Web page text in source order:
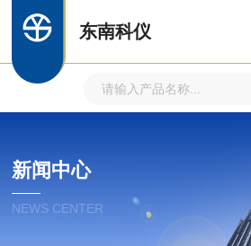
东南科仪
新闻中心
NEWS CENTER